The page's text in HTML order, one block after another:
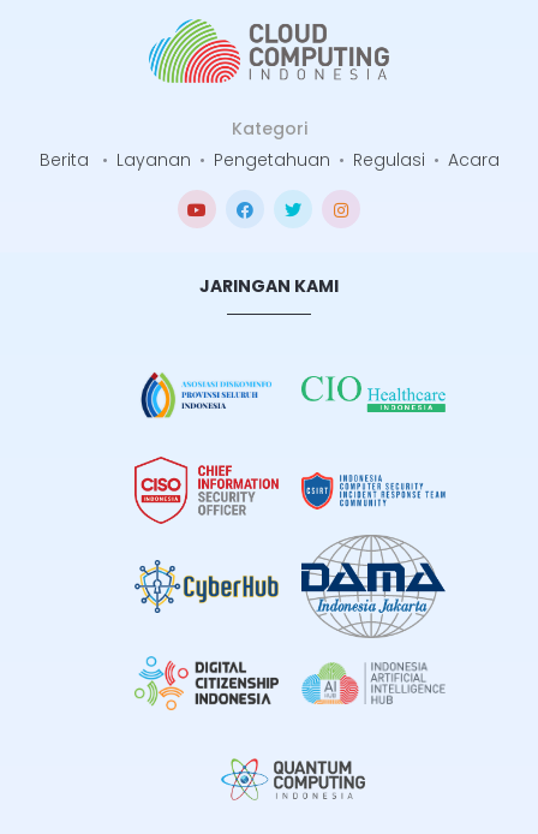
Kategori
Berita
• Layanan • Pengetahuan • Regulasi • Acara
JARINGAN KAMI